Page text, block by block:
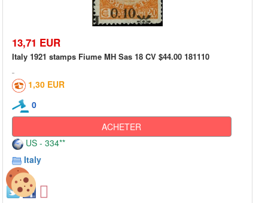
13,71 EUR
Italy 1921 stamps Fiume MH Sas 18 CV $44.00 181110
1,30 EUR
0
ACHETER
US - 334**
Italy